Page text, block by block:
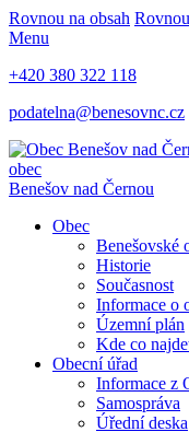
Rovnou na obsah
Menu
+420 380 322 118
podatelna@benesovnc.cz
obec
Benešov nad Černou
Obec
Benešovské
Historie
Současnost
Informace o
Územní plán
Kde co
Obecní úřad
Informace z
Samospráva
Úřední deska